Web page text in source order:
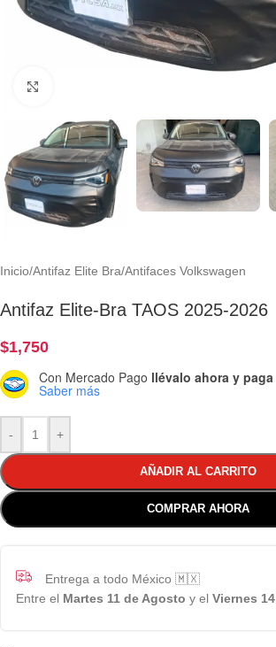
Inicio/Antifaz Elite Bra/Antifaces Volkswagen
Antifaz Elite-Bra TAOS 2025-2026
$1,750
Con Mercado Pago llévalo ahora y paga
Saber más
- +
AÑADIR AL CARRITO
COMPRAR AHORA
Entrega a todo México 🇲🇽
Entre el Martes 11 de Agosto y el Viernes